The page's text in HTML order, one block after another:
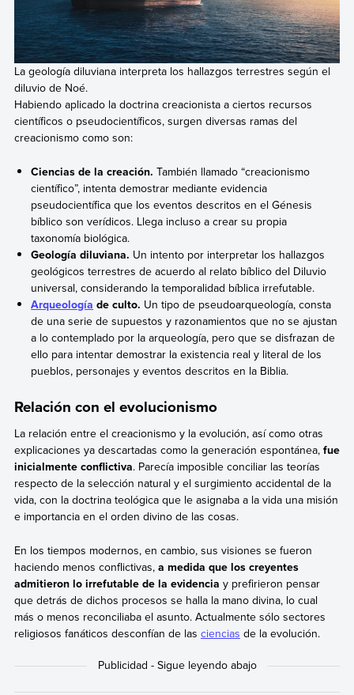
La geología diluviana interpreta los hallazgos terrestres según el
diluvio de Noé.
Habiendo aplicado la doctrina creacionista a ciertos recursos
científicos o pseudocientíficos, surgen diversas ramas del
creacionismo como son:
Ciencias de la creación. También llamado “creacionismo
científico”, intenta demostrar mediante evidencia
pseudocientífica que los eventos descritos en el Génesis
bíblico son verídicos. Llega incluso a crear su propia
taxonomía biológica.
Geología diluviana. Un intento por interpretar los hallazgos
geológicos terrestres de acuerdo al relato bíblico del Diluvio
universal, considerando la temporalidad bíblica irrefutable.
Arqueología de culto. Un tipo de pseudoarqueología, consta
de una serie de supuestos y razonamientos que no se ajustan
a lo contemplado por la arqueología, pero que se disfrazan de
ello para intentar demostrar la existencia real y literal de los
pueblos, personajes y eventos descritos en la Biblia.
Relación con el evolucionismo
La relación entre el creacionismo y la evolución, así como otras
explicaciones ya descartadas como la generación espontánea,fue
inicialmente conflictiva. Parecía imposible conciliar las teorías
respecto de la selección natural y el surgimiento accidental de la
vida, con la doctrina teológica que le asignaba a la vida una misión
e importancia en el orden divino de las cosas.
En los tiempos modernos, en cambio, sus visiones se fueron
haciendo menos conflictivas, a medida que los creyentes
admitieron lo irrefutable de la evidencia y prefirieron pensar
que detrás de dichos procesos se halla la mano divina, lo cual
más o menos reconciliaba el asunto. Actualmente sólo sectores
religiosos fanáticos desconfían de las ciencias de la evolución.